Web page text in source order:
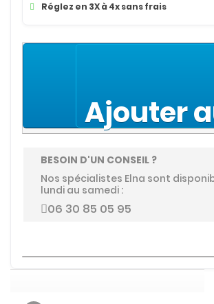
Réglez en 3X à 4x sans frais
Ajouter
BESOIN D'UN CONSEIL ?
Nos spécialistes Elna sont
lundi au samedi :
06 30 85 05 95